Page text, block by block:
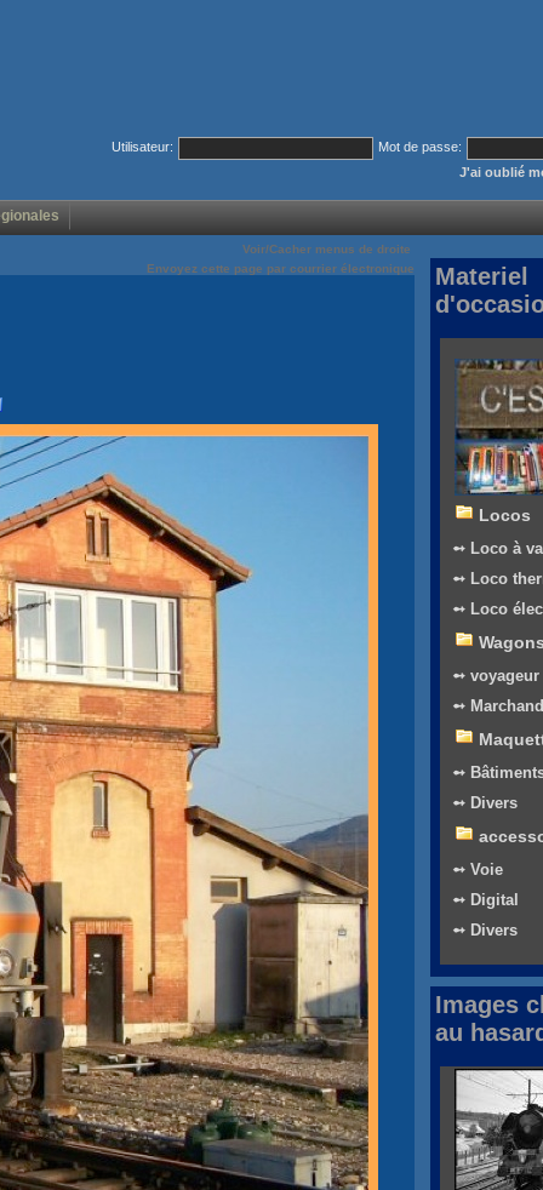
Utilisateur:
Mot de passe:
J'ai oublié
Voir/Cacher menus de droite
Envoyez cette page par courrier électronique
Materiel
Locos
➻ Loco à
➻ Loco
➻ Loco
➻ voyageur
➻
➻
➻ Divers
➻ Voie
➻ Digital
➻ Divers
Images
au